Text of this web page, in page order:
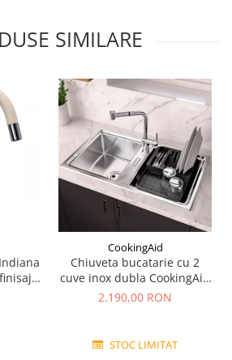
SIMILARE
/
CookingAid
Chiuveta bucatarie cu 2
cuve inox dubla CookingAid
FUSION 86BB
2.190,00 RON
STOC LIMITAT